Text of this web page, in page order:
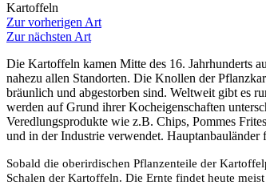
Kartoffeln
Zur vorherigen Art
Zur nächsten Art
Die Kartoffeln kamen Mitte des 16. Jahrhunderts
nahezu allen Standorten. Die Knollen der
bräunlich und abgestorben sind. Weltweit gibt es
werden auf Grund ihrer Kocheigenschaften
Veredlungsprodukte wie z.B. Chips, Pommes
und in der Industrie verwendet.
Sobald die oberirdischen Pflanzenteile der
Schalen der Kartoffeln. Die Ernte findet heute